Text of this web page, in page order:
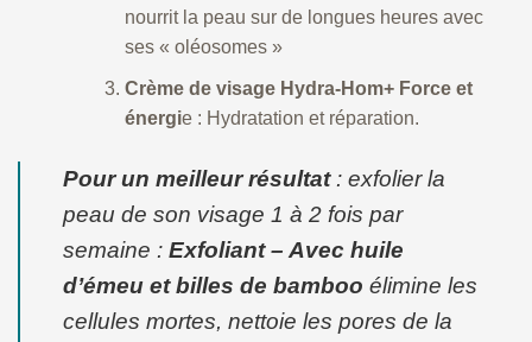
nourrit la peau sur de longues heures avec
ses « oléosomes »
Crème de visage Hydra-Hom+ Force et
énergie : Hydratation et réparation.
Pour un meilleur résultat: exfolier la
peau de son visage 1 à 2 fois par
semaine : Exfoliant – Avec huile
d’émeu et billes de bamboo élimine les
cellules mortes, nettoie les pores de la